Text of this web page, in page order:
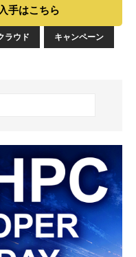
手はこちら
ラウド キャンペーン